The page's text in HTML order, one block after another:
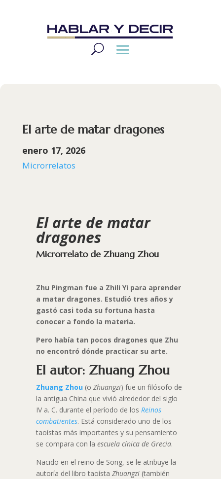
El arte de matar dragones
enero 17, 2026
Microrrelatos
El arte de matar
dragones
Microrrelato de Zhuang Zhou
Zhu Pingman fue a Zhili Yi para aprender
a matar dragones. Estudió tres años y
gastó casi toda su fortuna hasta
conocer a fondo la materia.
Pero había tan pocos dragones que Zhu
no encontró dónde practicar su arte.
El autor: Zhuang Zhou
Zhuang Zhou(o Zhuangzi) fue un filósofo de
la antigua China que vivió alrededor del siglo
IV a. C. durante el período de los Reinos
combatientes. Está considerado uno de los
taoístas más importantes y su pensamiento
se compara con la escuela cínica de Grecia.
Nacido en el reino de Song, se le atribuye la
autoría del libro taoísta Zhuangzi (también